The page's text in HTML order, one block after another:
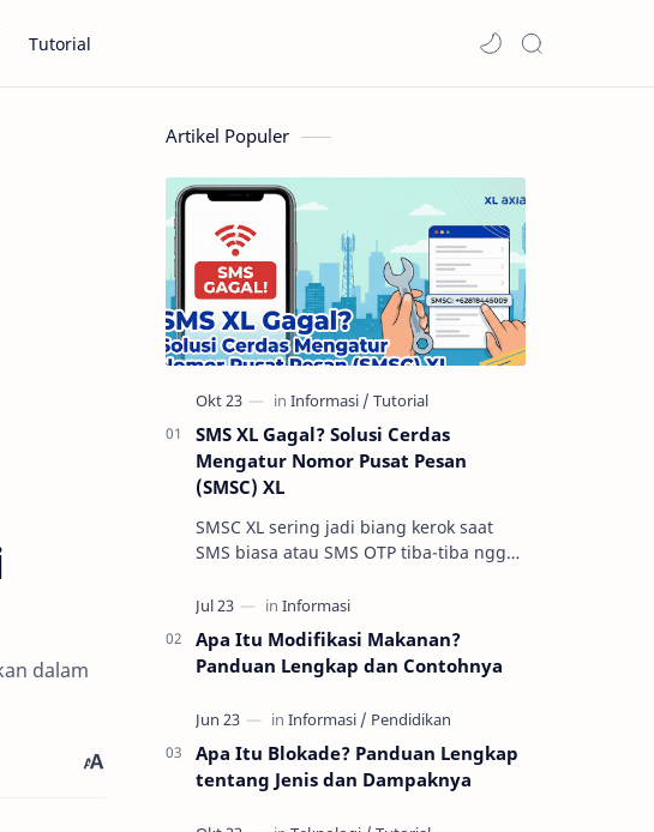
Tutorial
dalam
Artikel Populer
SMS XL Gagal? Solusi Cerdas
Mengatur Nomor Pusat Pesan
(SMSC) XL
SMSC XL sering jadi biang kerok saat
SMS biasa atau SMS OTP tiba-tiba nggak
praktik troubleshooting layanan se…
Apa Itu Modifikasi Makanan?
Panduan Lengkap dan Contohnya
Apa Itu Blokade? Panduan Lengkap
tentang Jenis dan Dampaknya